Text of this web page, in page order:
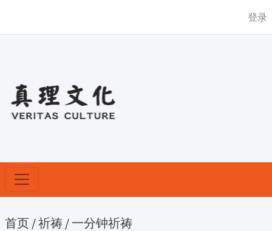
登录
首页 /祈祷 / 一分钟祈祷